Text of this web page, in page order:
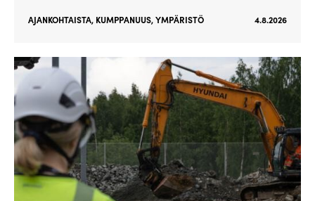
AJANKOHTAISTA, KUMPPANUUS,YMPÄRISTÖ 4.8.2026